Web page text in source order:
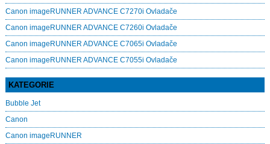
Canon imageRUNNER ADVANCE C7270i Ovladače
Canon imageRUNNER ADVANCE C7260i Ovladače
Canon imageRUNNER ADVANCE C7065i Ovladače
Canon imageRUNNER ADVANCE C7055i Ovladače
KATEGORIE
Bubble Jet
Canon
Canon imageRUNNER